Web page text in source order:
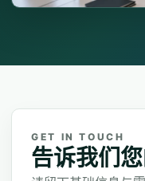
GET IN TOUCH
告诉我们